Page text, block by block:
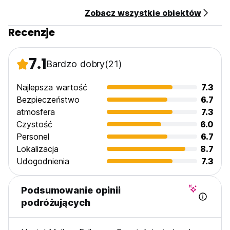
Zobacz wszystkie obiektów
Recenzje
7.1Bardzo dobry(21)
Najlepsza wartość
7.3
Bezpieczeństwo
6.7
atmosfera
7.3
Czystość
6.0
Personel
6.7
Lokalizacja
8.7
Udogodnienia
7.3
Podsumowanie opinii
podróżujących